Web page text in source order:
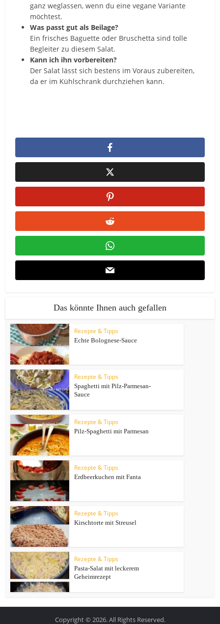
ganz weglassen, wenn du eine vegane Variante
möchtest.
Was passt gut als Beilage?
Ein frisches Baguette oder Bruschetta sind tolle
Begleiter zu diesem Salat.
Kann ich ihn vorbereiten?
Der Salat lässt sich bestens im Voraus zubereiten,
da er im Kühlschrank durchziehen kann.
Das könnte Ihnen auch gefallen
Rezepte & Tipps
Echte Bolognese-Sauce
Rezepte & Tipps
Spaghetti mit Pilz-Parmesan-
Sauce
Rezepte & Tipps
Pilz-Spaghetti mit Parmesan
Rezepte & Tipps
Erdbeerkuchen mit Fanta
Rezepte & Tipps
Kirschtorte mit Streusel
Rezepte & Tipps
Pasta-Salat mit leckerem
Geheimrezept
Copyright © 2026. All Rights Reserved.